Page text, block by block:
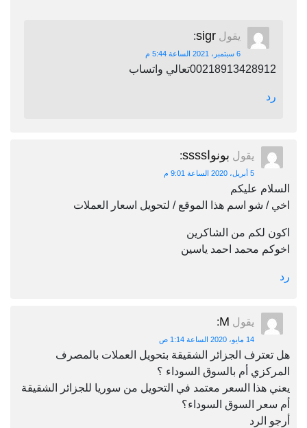
يقول sigr
:
6 سبتمبر، 2021 الساعة 5:44 م
00218913428912تعالي واتساب
رد
يقول بونواssss :
5 أبريل، 2020 الساعة 9:01 م
السلام عليكم
اخي / شو اسم هذا الموقع / لتحويل اسعار العملات
اكون لكم من الشاكرين
اخوكم محمد احمد ياسين
رد
يقول M
:
14 مايو، 2020 الساعة 1:14 ص
هل تعترف الجزائر الشقيقة بتحويل العملات بالمصرف
المركزي أم بالسوق السوداء ؟
يعني هذا السعر معتمد في التحويل من سوريا للجزائر الشقيقة
أم سعر السوق السوداء؟
أرجو الرد